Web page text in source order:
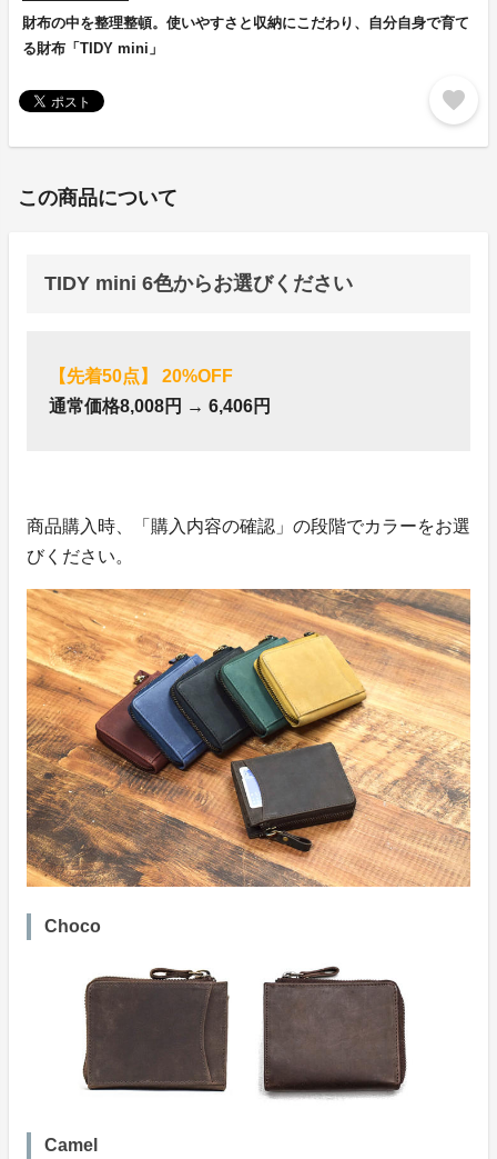
財布の中を整理整頓。使いやすさと収納にこだわり、自分自身で育て
る財布「TIDY mini」
favorite
この商品について
TIDY mini 6色からお選びください
【先着50点】 20%OFF
通常価格8,008円 → 6,406円
商品購入時、「購入内容の確認」の段階でカラーをお選
びください。
Choco
Camel